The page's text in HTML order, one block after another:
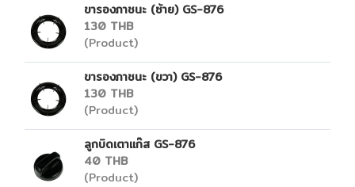
ขารองภาชนะ (ซ้าย) GS-876
130 THB
(Product)
ขารองภาชนะ (ขวา) GS-876
130 THB
(Product)
ลูกบิดเตาแก๊ส GS-876
40 THB
(Product)